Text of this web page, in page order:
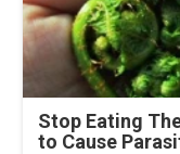
Stop Eating
to Cause